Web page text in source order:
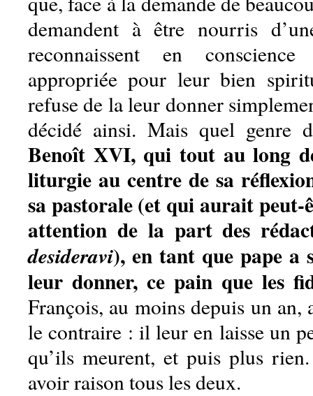
demandent à être nourris
reconnaissent en
appropriée pour leur bien
refuse de la leur donner
décidé ainsi. Mais quel genre
Benoît XVI, qui tout au long
liturgie au centre de sa
sa pastorale (et qui aurait
attention de la part des
desideravi), en tant que pape a
leur donner, ce pain que les
François, au moins depuis un an,
le contraire : il leur en laisse un
qu’ils meurent, et puis plus
avoir raison tous les deux.